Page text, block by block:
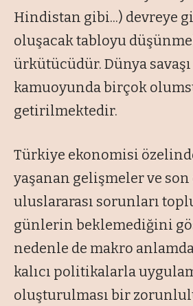
Hindistan gibi...) devreye
oluşacak tabloyu
ürkütücüdür. Dünya
kamuoyunda birçok
getirilmektedir.
Türkiye ekonomisi
yaşanan gelişmeler ve
uluslararası sorunları
günlerin beklemediğini
nedenle de makro
kalıcı politikalarla
oluşturulması bir